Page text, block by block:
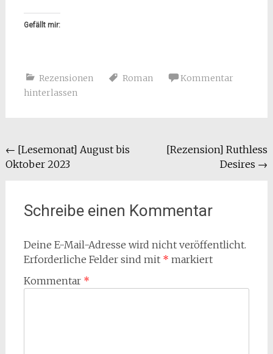
Gefällt mir:
Rezensionen Roman
Kommentar
hinterlassen
Beitragsnavigation
← [Lesemonat] August bis
Oktober 2023
[Rezension] Ruthless
Desires →
Schreibe einen Kommentar
Deine E-Mail-Adresse wird nicht veröffentlicht.
Erforderliche Felder sind mit * markiert
Kommentar *